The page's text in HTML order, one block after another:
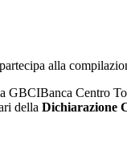
alla
Banca Centro
della Dichiarazione